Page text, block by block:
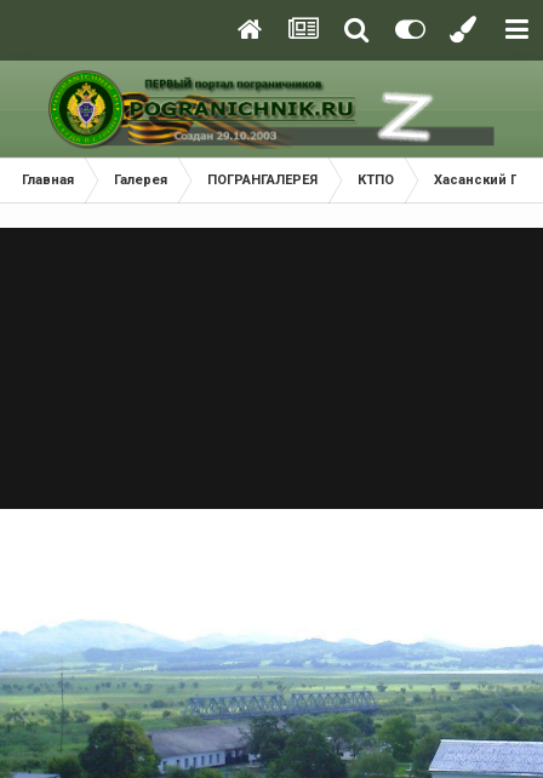
Главная Галерея ПОГРАНГАЛЕРЕЯ КТПО Хасанский